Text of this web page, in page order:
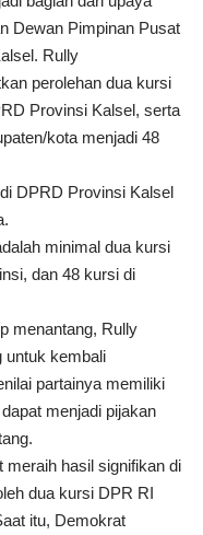
Dewan Pimpinan Pusat
Rully
perolehan dua kursi
Provinsi Kalsel, serta
kota menjadi 48
DPRD Provinsi Kalsel
minimal dua kursi
dan 48 kursi di
menantang, Rully
untuk kembali
partainya memiliki
menjadi pijakan
meraih hasil signifikan di
dua kursi DPR RI
itu, Demokrat